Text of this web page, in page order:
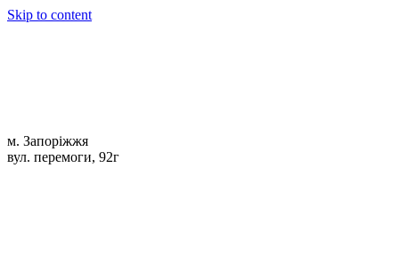
Skip to content
м. Запоріжжя
вул. перемоги, 92г